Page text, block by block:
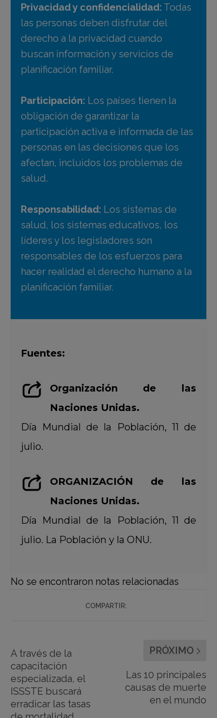
Privacidad y confidencialidad: Todas
las personas deben disfrutar del
derecho a la privacidad cuando
buscan información y servicios de
planificación familiar.
Participación: Los países tienen la
obligación de garantizar la
participación activa e informada de las
personas en las decisiones que los
afectan, incluidos los problemas de
salud.
Responsabilidad: Los sistemas de
salud, los sistemas educativos, los
líderes y los legisladores son
responsables de los esfuerzos para
hacer realidad el derecho humano a la
planificación familiar.
Fuentes:
Organización de las
Naciones Unidas.
Día Mundial de la Población, 11 de
julio.
ORGANIZACIÓN de las
Naciones Unidas.
Día Mundial de la Población, 11 de
julio. La Población y la ONU.
No se encontraron notas relacionadas
COMPARTIR:
A través de la
capacitación
especializada, el
ISSSTE buscará
erradicar las tasas
PRÓXIMO
Las 10 principales
causas de muerte
en el mundo